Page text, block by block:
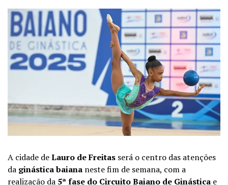
A cidade deLauro de Freitas será o centro das atenções
da ginástica baiana neste fim de semana, com a
realização da 5ª fase do Circuito Baiano de Ginástica e